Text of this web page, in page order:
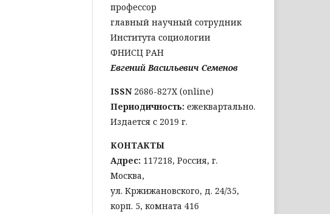
профессор
главный научный сотрудник
Института социологии
ФНИСЦ РАН
Евгений Васильевич Семенов
ISSN 2686-827X (online)
Периодичность: ежеквартально.
Издается с 2019 г.
КОНТАКТЫ
Адрес: 117218, Россия, г.
Москва,
ул. Кржижановского, д. 24/35,
корп. 5, комната 416